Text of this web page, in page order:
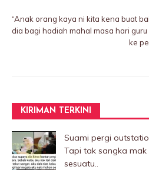
“Anak orang kaya ni kita kena buat
dia bagi hadiah mahal masa hari guru
ke
KIRIMAN TERKINI
Suami pergi
Tapi tak sangka
sesuatu..